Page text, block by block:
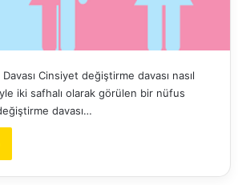
Cinsiyet değiştirme davası nasıl
iki safhalı olarak görülen bir nüfus
davası…